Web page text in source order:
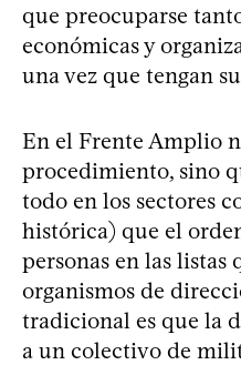
que preocuparse
económicas y
una vez que tengan
En el Frente Amplio
procedimiento, sino
todo en los sectores
histórica) que el
personas en las listas
organismos de
tradicional es que la
a un colectivo de